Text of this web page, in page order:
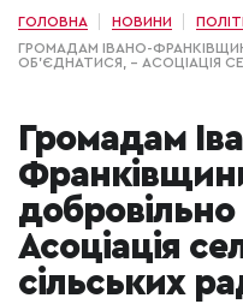
ГОЛОВНА НОВИНИ
ГРОМАДАМ ІВАНО-
ОБ’ЄДНАТИСЯ, – АСОЦІАЦІЯ
Громадам
добровільно
Асоціація
сільських